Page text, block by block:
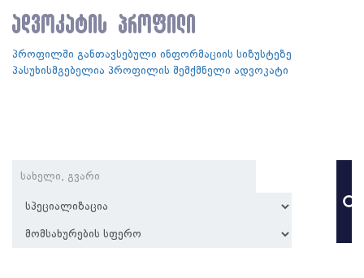
ადვოკატის პროფილი
პროფილში განთავსებული ინფორმაციის სიზუსტეზე
პასუხისმგებელია პროფილის შემქმნელი ადვოკატი